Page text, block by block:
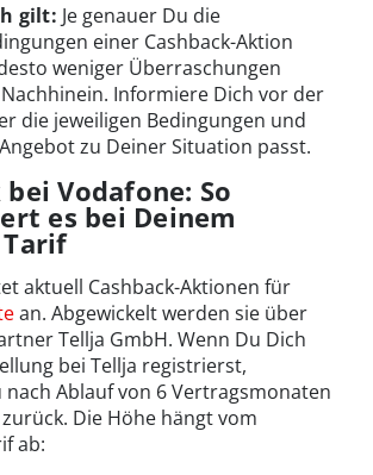
gilt: Je genauer Du die
einer Cashback-Aktion
weniger Überraschungen
Informiere Dich vor der
die jeweiligen Bedingungen und
zu Deiner Situation passt.
bei Vodafone: So
es bei Deinem
aktuell Cashback-Aktionen für
an. Abgewickelt werden sie über
Tellja GmbH. Wenn Du Dich
bei Tellja registrierst,
Ablauf von 6 Vertragsmonaten
Die Höhe hängt vom
ab: